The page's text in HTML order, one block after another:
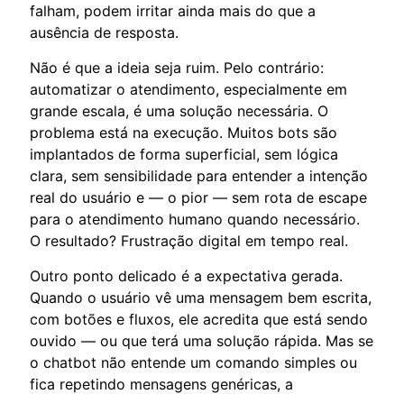
falham, podem irritar ainda mais do que a
ausência de resposta.
Não é que a ideia seja ruim. Pelo contrário:
automatizar o atendimento, especialmente em
grande escala, é uma solução necessária. O
problema está na execução. Muitos bots são
implantados de forma superficial, sem lógica
clara, sem sensibilidade para entender a intenção
real do usuário e — o pior — sem rota de escape
para o atendimento humano quando necessário.
O resultado? Frustração digital em tempo real.
Outro ponto delicado é a expectativa gerada.
Quando o usuário vê uma mensagem bem escrita,
com botões e fluxos, ele acredita que está sendo
ouvido — ou que terá uma solução rápida. Mas se
o chatbot não entende um comando simples ou
fica repetindo mensagens genéricas, a